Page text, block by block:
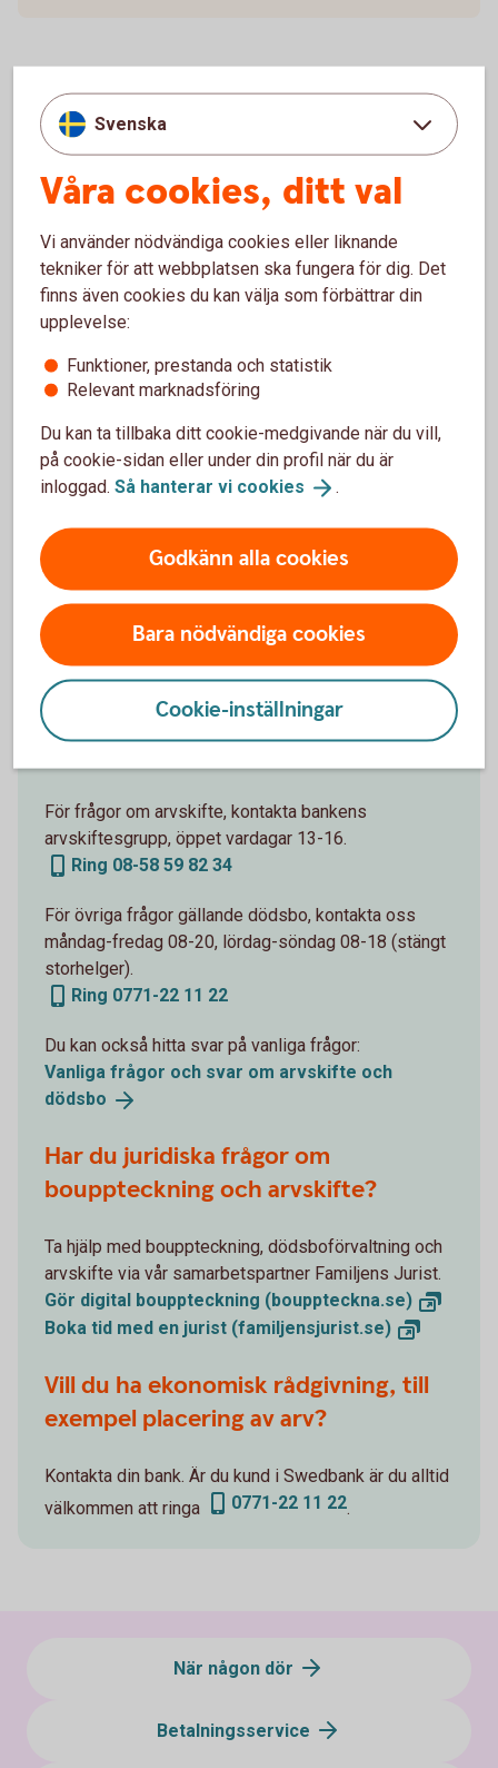
Adress till Arvskiftesgruppen
Swedbank Arvskifte
107 77 Stockholm
Viktigt!Vänligen frankera kuvertet.
Hittar du inte informationen du
För frågor om arvskifte, kontakta bankens
arvskiftesgrupp, öppet vardagar 13-16.
Ring 08-58 59 82 34
För övriga frågor gällande dödsbo, kontakta oss
måndag-fredag 08-20, lördag-söndag 08-18 (stängt
storhelger).
Ring 0771-22 11 22
Du kan också hitta svar på vanliga frågor:
Vanliga frågor och svar om arvskifte och
dödsbo
Har du juridiska frågor om
bouppteckning och arvskifte?
Ta hjälp med bouppteckning, dödsboförvaltning och
arvskifte via vår samarbetspartner Familjens Jurist.
Gör digital bouppteckning (bouppteckna.se)
Boka tid med en jurist (familjensjurist.se)
Vill du ha ekonomisk rådgivning, till
exempel placering av arv?
Kontakta din bank. Är du kund i Swedbank är du alltid
välkommen att ringa
0771-22 11 22.
Har du
frågor?
När någon dör
Betalningsservice
Svenska
Våra cookies, ditt val
Vi använder nödvändiga cookies eller liknande
tekniker för att webbplatsen ska fungera för dig. Det
finns även cookies du kan välja som förbättrar din
upplevelse:
Funktioner, prestanda och statistik
Relevant marknadsföring
Du kan ta tillbaka ditt cookie-medgivande när du vill,
på cookie-sidan eller under din profil när du är
inloggad. Så hanterar vi cookies .
Godkänn alla cookies
Bara nödvändiga cookies
Cookie-inställningar